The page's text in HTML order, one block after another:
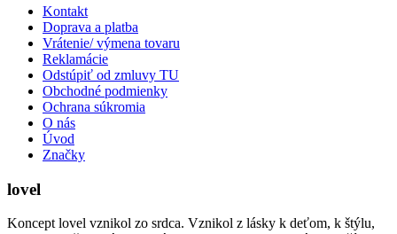
Kontakt
Doprava a platba
Vrátenie/ výmena tovaru
Reklamácie
Odstúpiť od zmluvy TU
Obchodné podmienky
Ochrana súkromia
O nás
Úvod
Značky
lovel
Koncept lovel vznikol zo srdca. Vznikol z lásky k deťom, k štýlu,